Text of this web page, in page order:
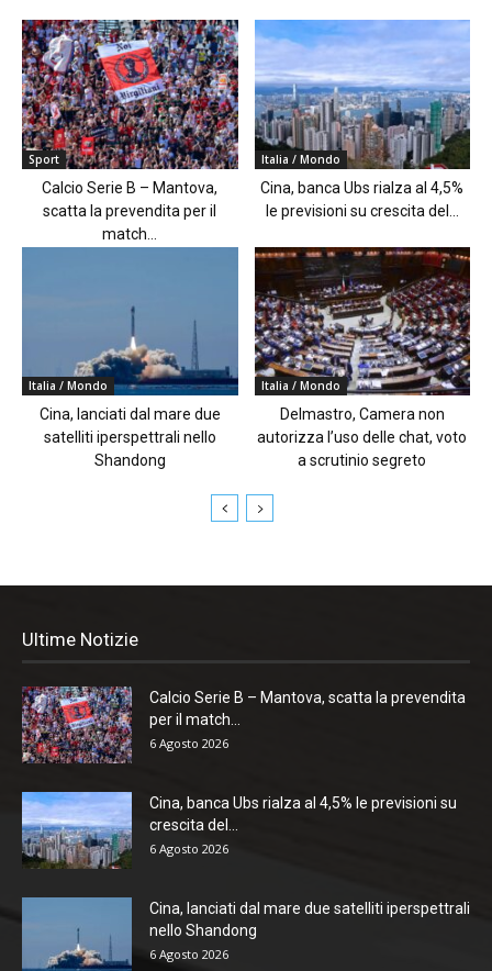
Sport
Calcio Serie B – Mantova,
scatta la prevendita per il
match...
Italia / Mondo
Cina, banca Ubs rialza al 4,5%
le previsioni su crescita del...
Italia / Mondo
Cina, lanciati dal mare due
satelliti iperspettrali nello
Shandong
Italia / Mondo
Delmastro, Camera non
autorizza l’uso delle chat, voto
a scrutinio segreto
Ultime Notizie
Calcio Serie B – Mantova, scatta la prevendita
per il match...
6 Agosto 2026
Cina, banca Ubs rialza al 4,5% le previsioni su
crescita del...
6 Agosto 2026
Cina, lanciati dal mare due satelliti iperspettrali
nello Shandong
6 Agosto 2026